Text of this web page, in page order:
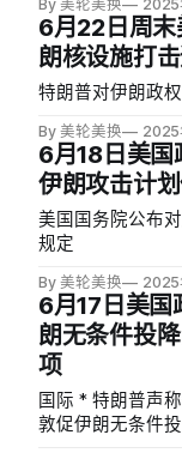
费托儿服务、冻
与库默沉闷的竞选形成鲜明
尽管库默获得工
资助，但选民对
第三
By 美轮美换 2025
6月22日周
朗核设施打
特朗普对伊朗政
By 美轮美换 2025
6月18日美国
伊朗攻击计
美国国务院公布
规定
By 美轮美换 2025
6月17日美国
朗无条件投
项
国际 * 特朗普声称知晓伊朗最高领袖哈梅内伊藏身之处，
敦促伊朗无条件